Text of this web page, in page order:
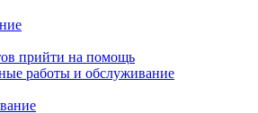
прийти на помощь
работы и обслуживание